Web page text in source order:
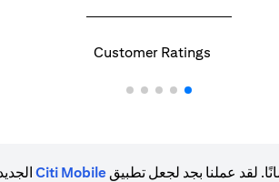
لقد عملنا بجد لجعل تطبيق Citi Mobile